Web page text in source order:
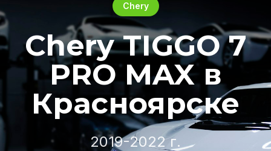
Chery
Chery TIGGO 7
PRO MAX в
Красноярске
2019-2022 г.